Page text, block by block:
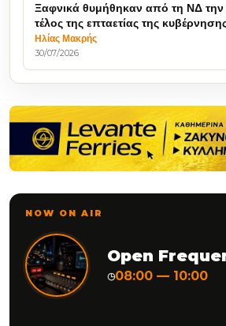
Ξαφνικά θυμήθηκαν από τη ΝΔ
τέλος της επταετίας της
Ηλίας Μακρής
30/07/2026
NOW ON AIR
Open
◷08:00 — 10:00